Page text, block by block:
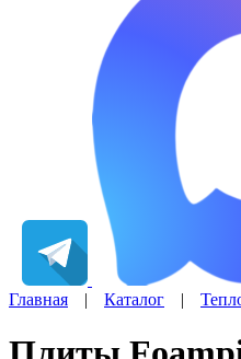
Главная | Каталог |